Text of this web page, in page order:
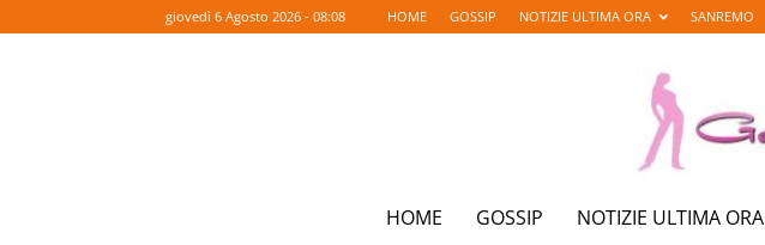
giovedì 6 Agosto 2026 - 08:08 HOME GOSSIP NOTIZIE ULTIMA ORA SANREMO
HOME GOSSIP NOTIZIE ULTIMA ORA